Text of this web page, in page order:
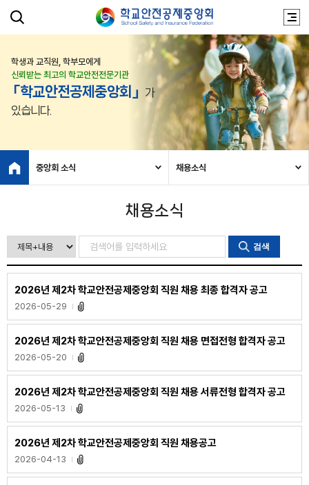
학생과 교직원, 학부모에게
신뢰받는 최고의 학교안전전문기관
「학교안전공제중앙회」
가
있습니다.
중앙회 소식 채용소식
채용소식
검색
2026년 제2차 학교안전공제중앙회 직원 채용 최종 합격자 공고
2026-05-29
2026년 제2차 학교안전공제중앙회 직원 채용 면접전형 합격자 공고
2026-05-20
2026년 제2차 학교안전공제중앙회 직원 채용 서류전형 합격자 공고
2026-05-13
2026년 제2차 학교안전공제중앙회 직원 채용공고
2026-04-13